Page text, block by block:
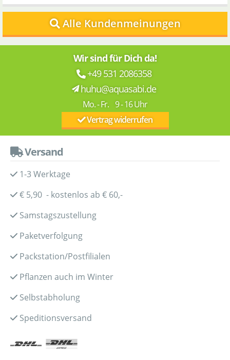
Alle Kundenmeinungen
Wir sind für Dich da!
+49 531 2086358
huhu@aquasabi.de
Mo. - Fr. 9 - 16 Uhr
Vertrag widerrufen
Versand
1-3 Werktage
€ 5,90 - kostenlos ab € 60,-
Samstagszustellung
Paketverfolgung
Packstation/Postfilialen
Pflanzen auch im Winter
Selbstabholung
Speditionsversand